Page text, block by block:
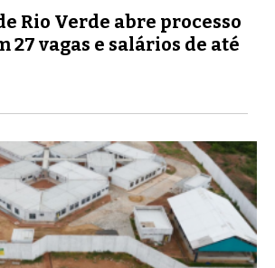
Rio Verde abre processo
27 vagas e salários de até